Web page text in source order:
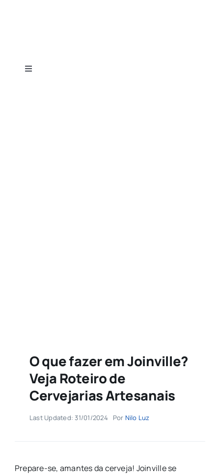
Toggle
O que fazer em Joinville?
Veja Roteiro de
Cervejarias Artesanais
Last Updated: 31/01/2024 Por Nilo Luz
Prepare-se, amantes da cerveja! Joinville se